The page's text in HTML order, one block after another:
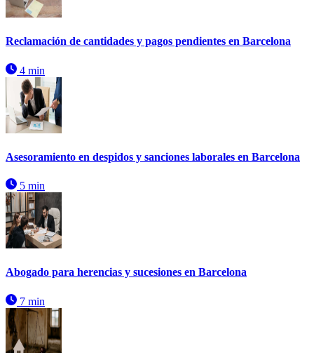
Reclamación de cantidades y pagos pendientes en Barcelona
4 min
Asesoramiento en despidos y sanciones laborales en Barcelona
5 min
Abogado para herencias y sucesiones en Barcelona
7 min